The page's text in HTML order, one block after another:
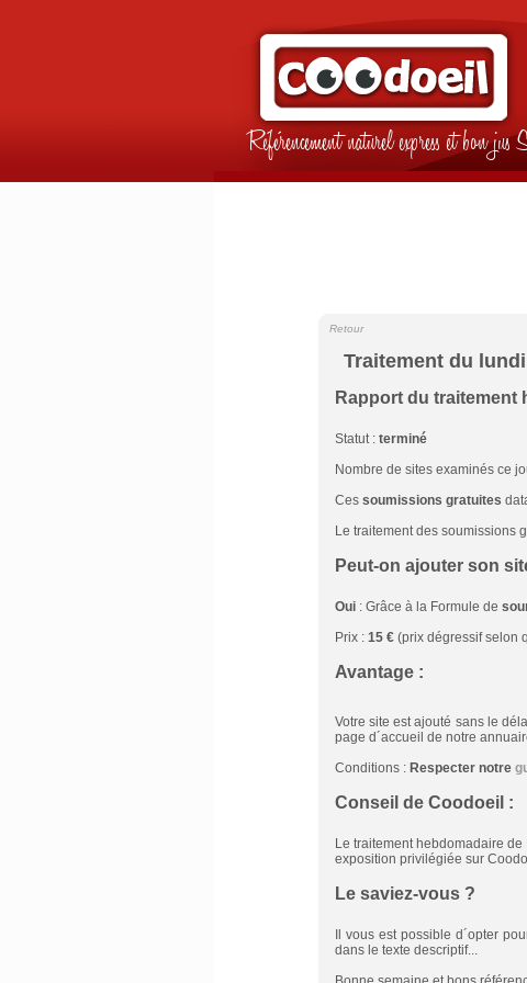
Référencement naturel express et bon
Traitement du lundi
Retour
Rapport du traitement
Statut : terminé
Nombre de sites examinés ce
Ces soumissions gratuites
Le traitement des soumissions
Peut-on ajouter son
Oui: Grâce à la Formule de
Prix : 15 €(prix dégressif selon
Avantage :
Votre site est ajouté sans le
page d´accueil de notre
Conditions : Respecter notre
Conseil de Coodoeil :
Le traitement hebdomadaire
exposition privilégiée sur
Le saviez-vous ?
Il vous est possible d´opter
dans le texte descriptif...